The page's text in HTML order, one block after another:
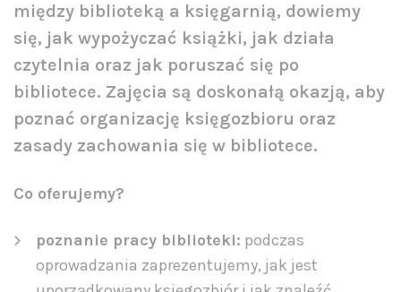
między biblioteką a księgarnią, dowiemy
się, jak wypożyczać książki, jak działa
czytelnia oraz jak poruszać się po
bibliotece. Zajęcia są doskonałą okazją, aby
poznać organizację księgozbioru oraz
zasady zachowania się w bibliotece.
Co oferujemy?
poznanie pracy biblioteki: podczas
oprowadzania zaprezentujemy, jak jest